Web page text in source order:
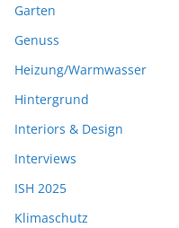
Garten
Genuss
Heizung/Warmwasser
Hintergrund
Interiors & Design
Interviews
ISH 2025
Klimaschutz